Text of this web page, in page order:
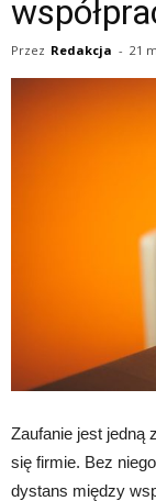
Przez Redakcja - 21
Zaufanie jest jedną
się firmie. Bez
dystans między